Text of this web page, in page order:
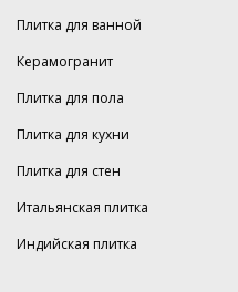
Плитка для ванной
Керамогранит
Плитка для пола
Плитка для кухни
Плитка для стен
Итальянская плитка
Индийская плитка